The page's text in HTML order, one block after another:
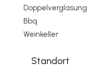
Doppelverglasung
Bbq
Weinkeller
Standort